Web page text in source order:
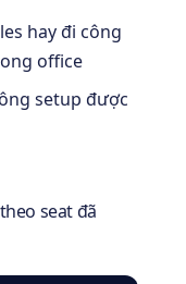
hay đi công
office
setup được
seat đã